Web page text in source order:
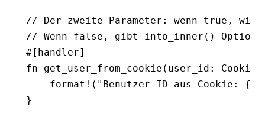
// Der zweite Parameter: wenn true,
// Wenn false, gibt into_inner()
#[handler]
fn get_user_from_cookie (user_id :
    format!
( "Benutzer-ID aus Cookie: {}"
}